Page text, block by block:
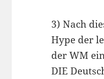
3) Nach
Hype der
der WM
DIE